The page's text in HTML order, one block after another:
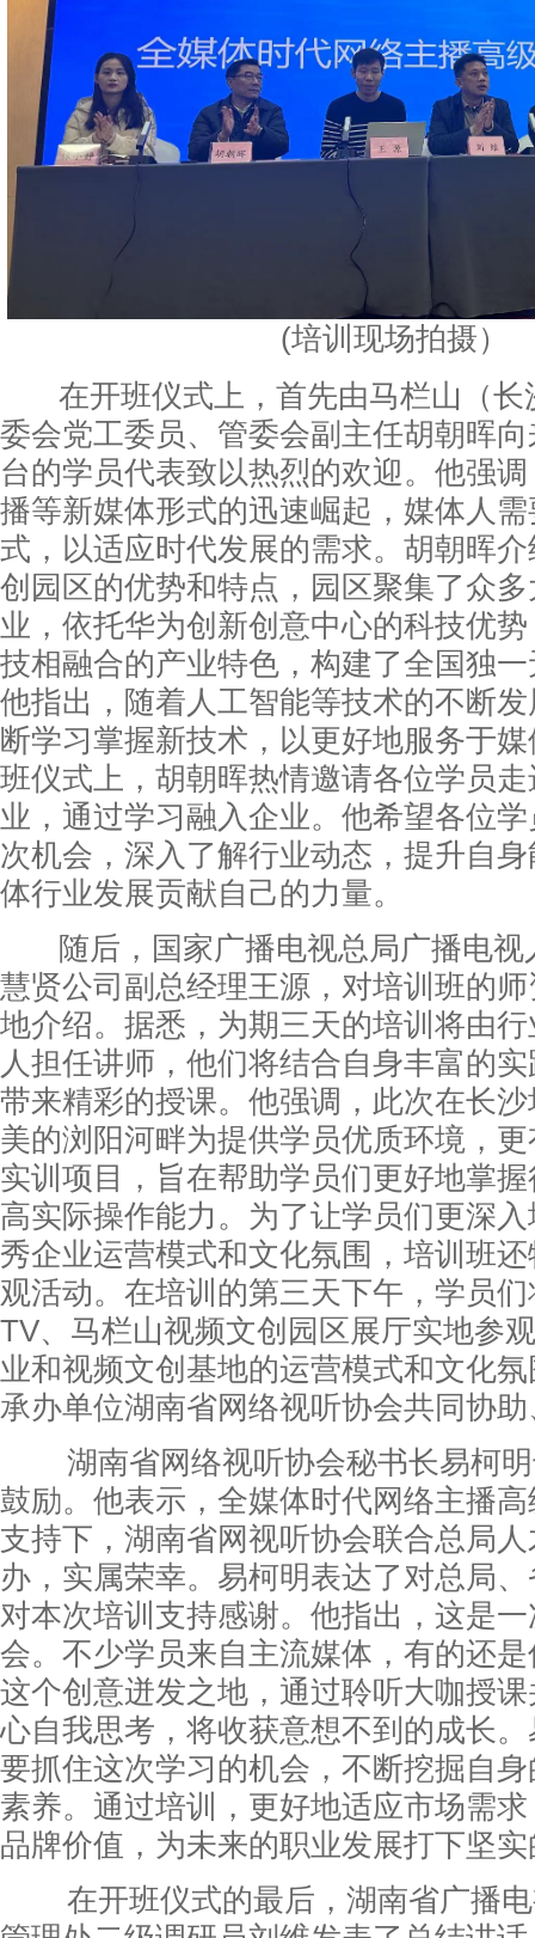
(培训现场拍摄）
在开班仪式上，首先由马栏山（长
委会党工委员、管委会副主任胡朝晖
台的学员代表致以热烈的欢迎。他强
播等新媒体形式的迅速崛起，媒体人
式，以适应时代发展的需求。胡朝晖
创园区的优势和特点，园区聚集了众
业，依托华为创新创意中心的科技优
技相融合的产业特色，构建了全国独
他指出，随着人工智能等技术的不断
断学习掌握新技术，以更好地服务于
班仪式上，胡朝晖热情邀请各位学员
业，通过学习融入企业。他希望各位
次机会，深入了解行业动态，提升自
体行业发展贡献自己的力量。
随后，国家广播电视总局广播电视
慧贤公司副总经理王源，对培训班的
地介绍。据悉，为期三天的培训将由
人担任讲师，他们将结合自身丰富的
带来精彩的授课。他强调，此次在长
美的浏阳河畔为提供学员优质环境，
实训项目，旨在帮助学员们更好地掌
高实际操作能力。为了让学员们更深
秀企业运营模式和文化氛围，培训班
观活动。在培训的第三天下午，学员
TV、马栏山视频文创园区展厅实地参
业和视频文创基地的运营模式和文化
承办单位湖南省网络视听协会共同协
湖南省网络视听协会秘书长易柯明
鼓励。他表示，全媒体时代网络主播
支持下，湖南省网视听协会联合总局
办，实属荣幸。易柯明表达了对总局
对本次培训支持感谢。他指出，这是
会。不少学员来自主流媒体，有的还
这个创意迸发之地，通过聆听大咖授
心自我思考，将收获意想不到的成长
要抓住这次学习的机会，不断挖掘自
素养。通过培训，更好地适应市场需
品牌价值，为未来的职业发展打下坚
在开班仪式的最后，湖南省广播电